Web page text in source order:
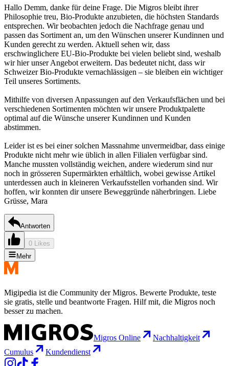
Hallo Demm, danke für deine Frage. Die Migros bleibt ihrer
Philosophie treu, Bio-Produkte anzubieten, die höchsten Standards
entsprechen. Wir beobachten jedoch die Nachfrage genau und
passen das Sortiment an, um den Wünschen unserer Kundinnen und
Kunden gerecht zu werden. Aktuell sehen wir, dass
erschwinglichere EU-Bio-Produkte bei vielen beliebt sind, weshalb
wir hier unser Angebot erweitern. Das bedeutet nicht, dass wir
Schweizer Bio-Produkte vernachlässigen – sie bleiben ein wichtiger
Teil unseres Sortiments.
Mithilfe von diversen Anpassungen auf den Verkaufsflächen und bei
verschiedenen Sortimenten möchten wir unsere Produktpalette
optimal auf die Wünsche unserer Kundinnen und Kunden
abstimmen.
Leider ist es bei einer solchen Massnahme unvermeidbar, dass einige
Produkte nicht mehr wie üblich in allen Filialen verfügbar sind.
Manche mussten vollständig weichen, andere wiederum sind nur
noch in grösseren Supermärkten erhältlich, wobei gewisse Artikel
unterdessen auch in kleineren Verkaufsstellen vorhanden sind. Wir
hoffen, wir konnten dir unsere Beweggründe näherbringen. Liebe
Grüsse, Mara
Antworten
0 Likes
Mehr
Migipedia ist die Community der Migros. Bewerte Produkte, teste
sie gratis, stelle und beantworte Fragen. Hilf mit, die Migros noch
besser zu machen.
Migros Online
Nachhaltigkeit
Cumulus
Kundendienst